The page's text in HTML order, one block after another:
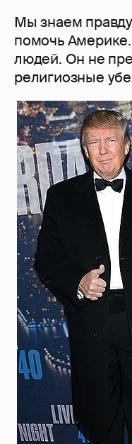
Мы знаем
помочь
людей. Он не
религиозные